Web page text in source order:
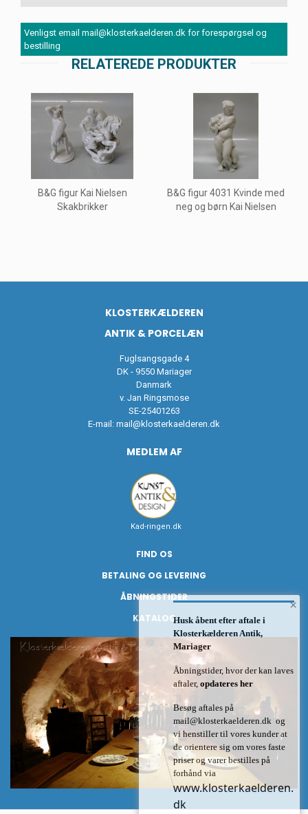
Venligst email mail@klosterkaelderen.dk for forespørgsel og
bestilling
RELATEREDE PRODUKTER
B&G figur Kai Nielsen
Skakbrikker
B&G figur 4031 Kvinde med
neg og børn Kai Nielsen
KLOSTERKÆLDEREN
ANTIK & PORCELÆN
Fuglsangsgade 4
DK - 9550 Mariager
Danmark
v. Jan Ringsmose
SE-25401263
E-mail: mail@klosterkaelderen.dk
MEDLEM AF
Kad-ringen.dk
FIND OS
BETALING OG LEVERING
ÅBNINGSTIDER
KATALOG
×
Husk åbent efter aftale i
Klosterkælderen Antik,
Mariager
Åbningstider, hvor der kan laves
aftaler, opdateres her
Besøg aftales på
mail@klosterkaelderen.dk og
vi henstiller til vores kunder at
de orientere sig om vores faste
priser og varer bestilles på
forhånd via
www.klosterkaelderen.
dk